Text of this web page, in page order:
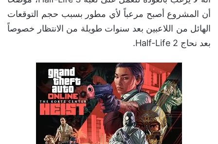
أن المشروع أصبح مرعباً لأي مطور بسبب حجم التوقعات
الهائل من اللاعبين بعد سنوات طويلة من الانتظار خصوصاً
بعد نحاج Half-Life 2.